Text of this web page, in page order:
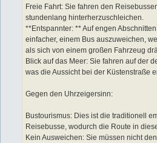
Freie Fahrt: Sie fahren den
stundenlang hinterherzuschleichen.
**Entspannter: ** Auf engen
einfacher, einem Bus auszuweichen,
als sich von einem großen Fahrzeug
Blick auf das Meer: Sie fahren auf der
was die Aussicht bei der Küstenstraße
Gegen den Uhrzeigersinn:
Bustourismus: Dies ist die traditionell
Reisebusse, wodurch die Route in
Kein Ausweichen: Sie müssen nicht